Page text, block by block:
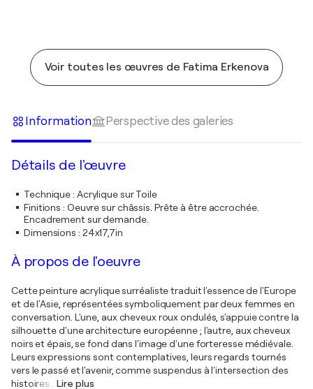
Voir toutes les œuvres de Fatima Erkenova
Information Perspective des galeries
Détails de l'œuvre
Technique: Acrylique sur Toile
Finitions : Oeuvre sur châssis. Prête à être accrochée.
Encadrement sur demande.
Dimensions : 24x17,7in
À propos de l'oeuvre
Cette peinture acrylique surréaliste traduit l'essence de l'Europe
et de l'Asie, représentées symboliquement par deux femmes en
conversation. L'une, aux cheveux roux ondulés, s'appuie contre la
silhouette d'une architecture européenne ; l'autre, aux cheveux
noirs et épais, se fond dans l'image d'une forteresse médiévale.
Leurs expressions sont contemplatives, leurs regards tournés
vers le passé et l'avenir, comme suspendus à l'intersection des
histoires… Lire plus